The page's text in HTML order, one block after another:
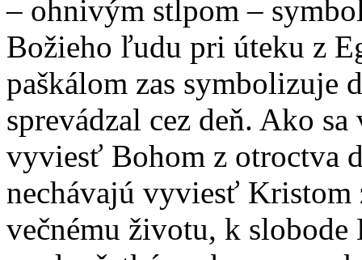
– ohnivým stĺpom –
Božieho ľudu pri úteku z
paškálom zas symbolizuje
sprevádzal cez deň. Ako
vyviesť Bohom z otroctva
nechávajú vyviesť Kristom
večnému životu, k slobode